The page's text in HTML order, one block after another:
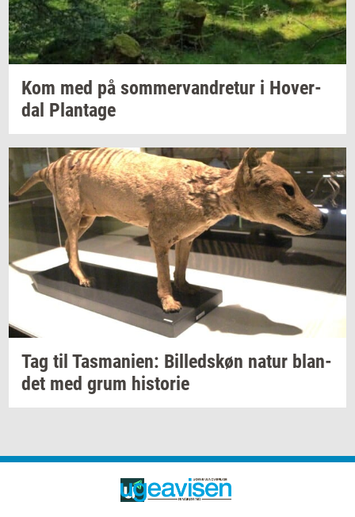
Kom med på som­mer­van­dre­tur i Ho­ver­
dal Plan­ta­ge
Tag til Tas­ma­ni­en: Bil­leds­køn natur blan­
det med grum hi­sto­rie